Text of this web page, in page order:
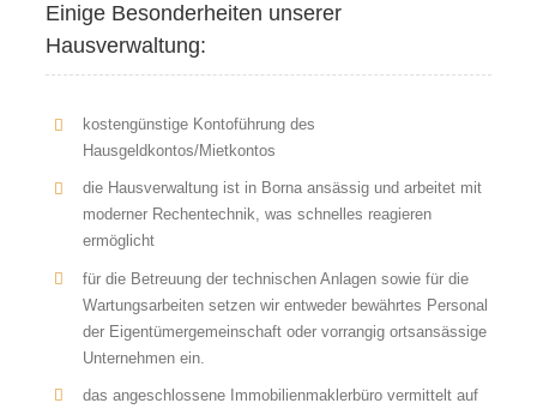
Einige Besonderheiten unserer
Hausverwaltung:
kostengünstige Kontoführung des
Hausgeldkontos/Mietkontos
die Hausverwaltung ist in Borna ansässig und arbeitet mit
moderner Rechentechnik, was schnelles reagieren
ermöglicht
für die Betreuung der technischen Anlagen sowie für die
Wartungsarbeiten setzen wir entweder bewährtes Personal
der Eigentümergemeinschaft oder vorrangig ortsansässige
Unternehmen ein.
das angeschlossene Immobilienmaklerbüro vermittelt auf